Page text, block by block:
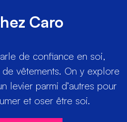
Caro
de confiance en soi,
de vêtements. On y explore
levier parmi d’autres pour
et oser être soi.